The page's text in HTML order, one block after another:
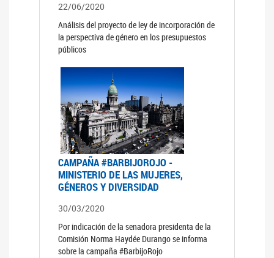
22/06/2020
Análisis del proyecto de ley de incorporación de
la perspectiva de género en los presupuestos
públicos
CAMPAÑA #BARBIJOROJO -
MINISTERIO DE LAS MUJERES,
GÉNEROS Y DIVERSIDAD
30/03/2020
Por indicación de la senadora presidenta de la
Comisión Norma Haydée Durango se informa
sobre la campaña #BarbijoRojo